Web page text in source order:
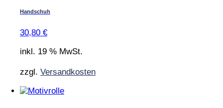
Handschuh
30,80 €
inkl. 19 % MwSt.
zzgl. Versandkosten